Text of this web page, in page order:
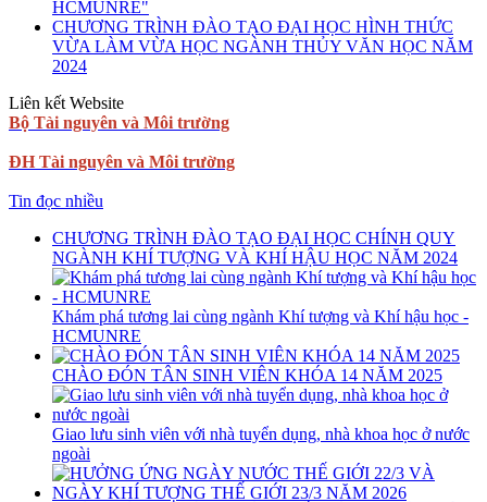
HCMUNRE"
CHƯƠNG TRÌNH ĐÀO TẠO ĐẠI HỌC HÌNH THỨC
VỪA LÀM VỪA HỌC NGÀNH THỦY VĂN HỌC NĂM
2024
Liên kết Website
Bộ Tài nguyên và Môi trường
ĐH Tài nguyên và Môi trường
Tin đọc nhiều
CHƯƠNG TRÌNH ĐÀO TẠO ĐẠI HỌC CHÍNH QUY
NGÀNH KHÍ TƯỢNG VÀ KHÍ HẬU HỌC NĂM 2024
Khám phá tương lai cùng ngành Khí tượng và Khí hậu học -
HCMUNRE
CHÀO ĐÓN TÂN SINH VIÊN KHÓA 14 NĂM 2025
Giao lưu sinh viên với nhà tuyển dụng, nhà khoa học ở nước
ngoài